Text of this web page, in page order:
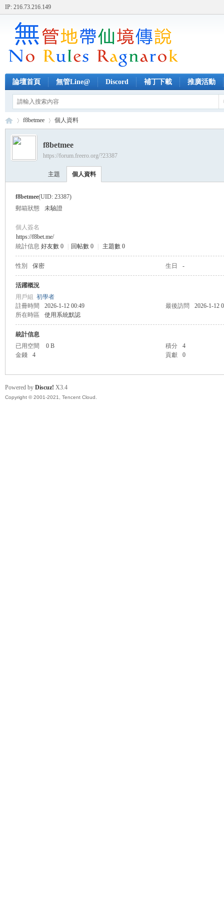
IP: 216.73.216.149
論壇首頁 無管Line@ Discord 補丁下載 推廣活動
›
f8betmee 個人資料
f8betmee
https://forum.freero.org/?23387
主題 個人資料
f8betmee(UID: 23387)
郵箱狀態
未驗證
個人簽名
https://f8bet.me/
統計信息 好友數 0 回帖數 0 主題數 0
性別 保密 生日 -
活躍概況
用戶組 初學者
註冊時間
2026-1-12 00:49 最後訪問
2026-1-12
所在時區
使用系統默認
統計信息
已用空間
0 B 積分
4
金錢
4 貢獻 0
Powered by Discuz! X3.4
Copyright © 2001-2021, Tencent Cloud.